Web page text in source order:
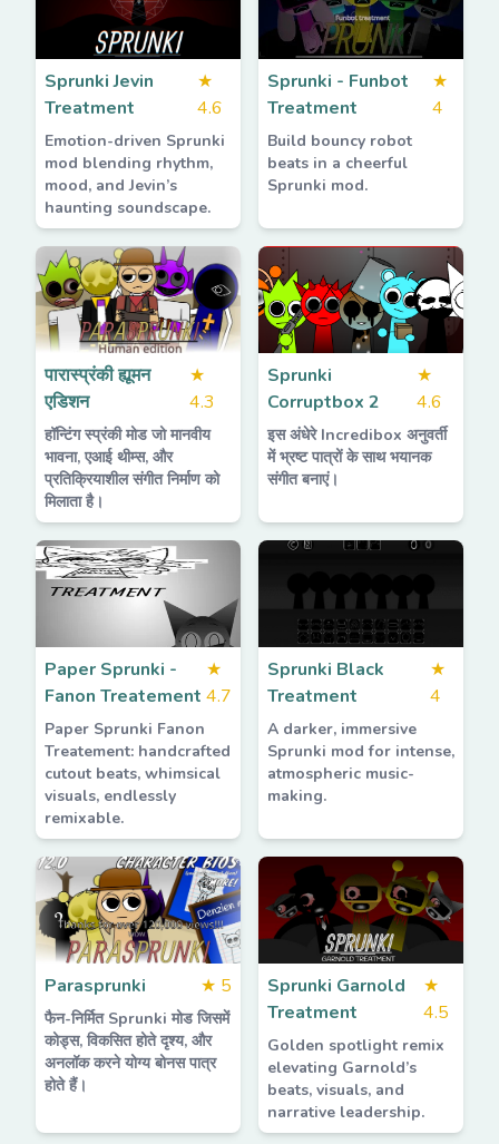
Sprunki Jevin
Treatment
★
4.6
Emotion-driven Sprunki
mod blending rhythm,
mood, and Jevin’s
haunting soundscape.
Sprunki - Funbot
Treatment
★
4
Build bouncy robot
beats in a cheerful
Sprunki mod.
पारास्प्रंकी ह्यूमन
एडिशन
★
4.3
हॉन्टिंग स्प्रंकी मोड जो मानवीय
भावना, एआई थीम्स, और
प्रतिक्रियाशील संगीत निर्माण को
मिलाता है।
Sprunki
Corruptbox 2
★
4.6
इस अंधेरे Incredibox अनुवर्ती
में भ्रष्ट पात्रों के साथ भयानक
संगीत बनाएं।
Paper Sprunki -
Fanon Treatement
★
4.7
Paper Sprunki Fanon
Treatement: handcrafted
cutout beats, whimsical
visuals, endlessly
remixable.
Sprunki Black
Treatment
★
4
A darker, immersive
Sprunki mod for intense,
atmospheric music-
making.
Parasprunki ★ 5
फैन-निर्मित Sprunki मोड जिसमें
कोड्स, विकसित होते दृश्य, और
अनलॉक करने योग्य बोनस पात्र
होते हैं।
Sprunki Garnold
Treatment
★
4.5
Golden spotlight remix
elevating Garnold’s
beats, visuals, and
narrative leadership.